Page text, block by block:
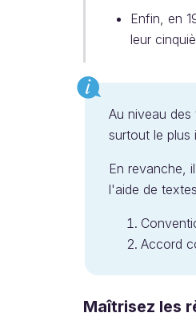
Enfin, en
leur
Au niveau
surtout le plus
En revanche,
l'aide de
Accord
Maîtrisez les